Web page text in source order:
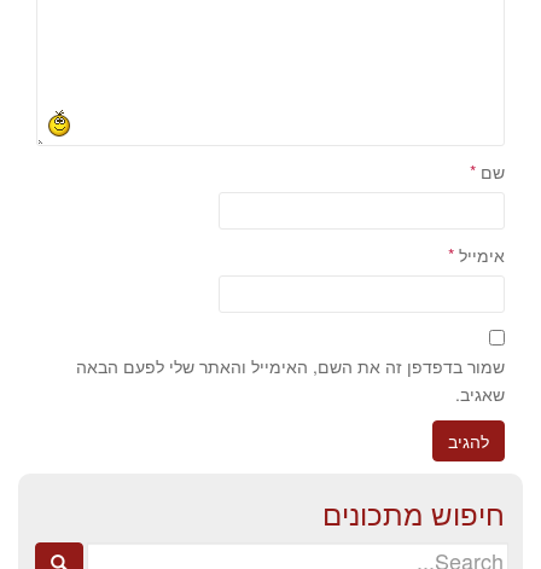
שם *
אימייל *
שמור בדפדפן זה את השם, האימייל והאתר שלי לפעם הבאה
שאגיב.
חיפוש מתכונים
Search